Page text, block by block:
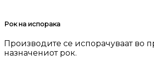
Рок на испорака
Производите се испорачуваат во
назначениот рок.